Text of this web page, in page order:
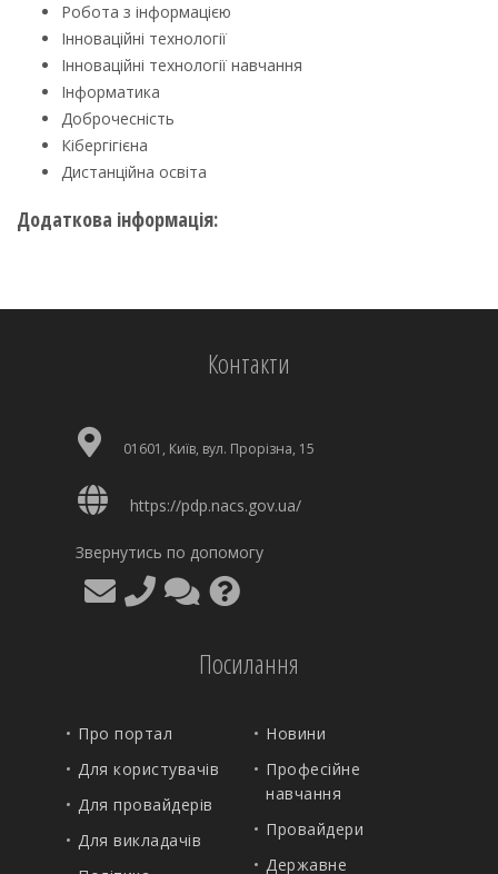
Робота з інформацією
Інноваційні технології
Інноваційні технології навчання
Інформатика
Доброчесність
Кібергігієна
Дистанційна освіта
Додаткова інформація:
Контакти
01601, Київ, вул. Прорізна, 15
https://pdp.nacs.gov.ua/
Звернутись по допомогу
Посилання
Про портал
Для користувачів
Для провайдерів
Для викладачів
Новини
Професійне
навчання
Провайдери
Державне